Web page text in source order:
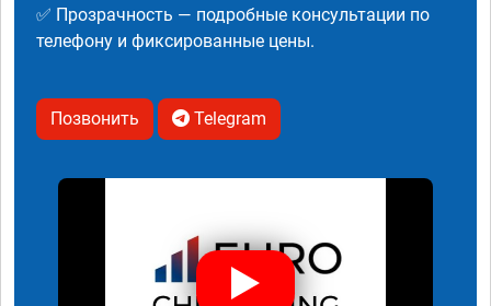
✅ Прозрачность — подробные консультации по
телефону и фиксированные цены.
Позвонить Telegram